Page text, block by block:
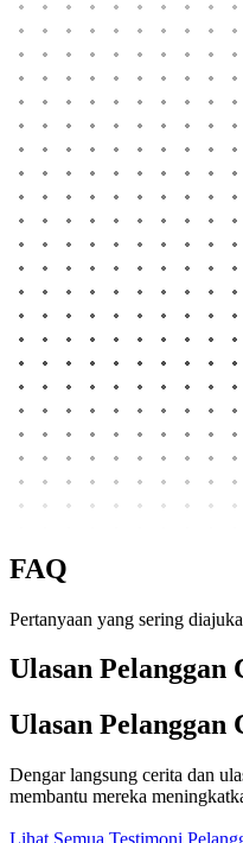
FAQ
Pertanyaan yang sering
Ulasan
Ulasan
Dengar langsung cerita dan
membantu mereka